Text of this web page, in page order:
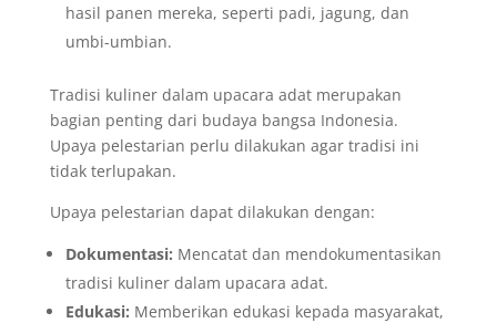
hasil panen mereka, seperti padi, jagung, dan
umbi-umbian.
Tradisi kuliner dalam upacara adat merupakan
bagian penting dari budaya bangsa Indonesia.
Upaya pelestarian perlu dilakukan agar tradisi ini
tidak terlupakan.
Upaya pelestarian dapat dilakukan dengan:
Dokumentasi: Mencatat dan mendokumentasikan
tradisi kuliner dalam upacara adat.
Edukasi: Memberikan edukasi kepada masyarakat,